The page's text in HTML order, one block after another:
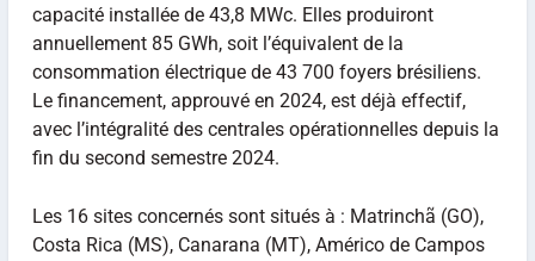
capacité installée de 43,8 MWc. Elles produiront
annuellement 85 GWh, soit l’équivalent de la
consommation électrique de 43 700 foyers brésiliens.
Le financement, approuvé en 2024, est déjà effectif,
avec l’intégralité des centrales opérationnelles depuis la
fin du second semestre 2024.
Les 16 sites concernés sont situés à : Matrinchã (GO),
Costa Rica (MS), Canarana (MT), Américo de Campos